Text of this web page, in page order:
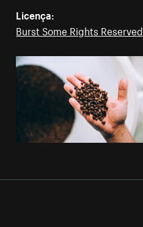
Licença:
Burst Some Rights Reserved